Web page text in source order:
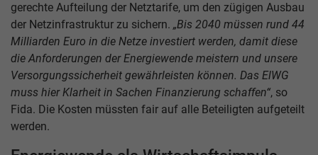
gerechte Aufteilung der Netztarife, um den zügigen Ausbau
der Netzinfrastruktur zu sichern. „Bis 2040 müssen rund 44
Milliarden Euro in die Netze investiert werden, damit diese
die Anforderungen der Energiewende meistern und unsere
Versorgungssicherheit gewährleisten können. Das ElWG
muss hier Klarheit in Sachen Finanzierung schaffen“, so
Fida. Die Kosten müssten fair auf alle Beteiligten aufgeteilt
werden.